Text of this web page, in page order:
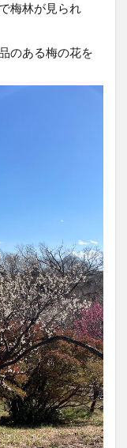
梅林が見られ
のある梅の花を